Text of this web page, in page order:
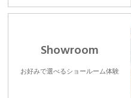
Showroom
お好みで選べるショールーム体験